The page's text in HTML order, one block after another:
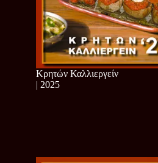
Κρητών Καλλιεργείν
| 2025